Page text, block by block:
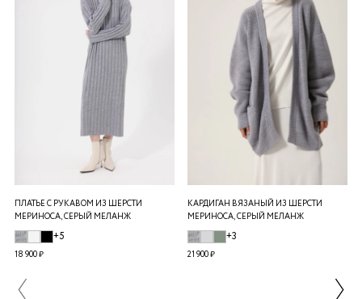
ПЛАТЬЕ С РУКАВОМ ИЗ ШЕРСТИ
МЕРИНОСА, СЕРЫЙ МЕЛАНЖ
+5
18 900 ₽
КАРДИГАН ВЯЗАНЫЙ ИЗ ШЕРСТИ
МЕРИНОСА, СЕРЫЙ МЕЛАНЖ
+3
21 900 ₽